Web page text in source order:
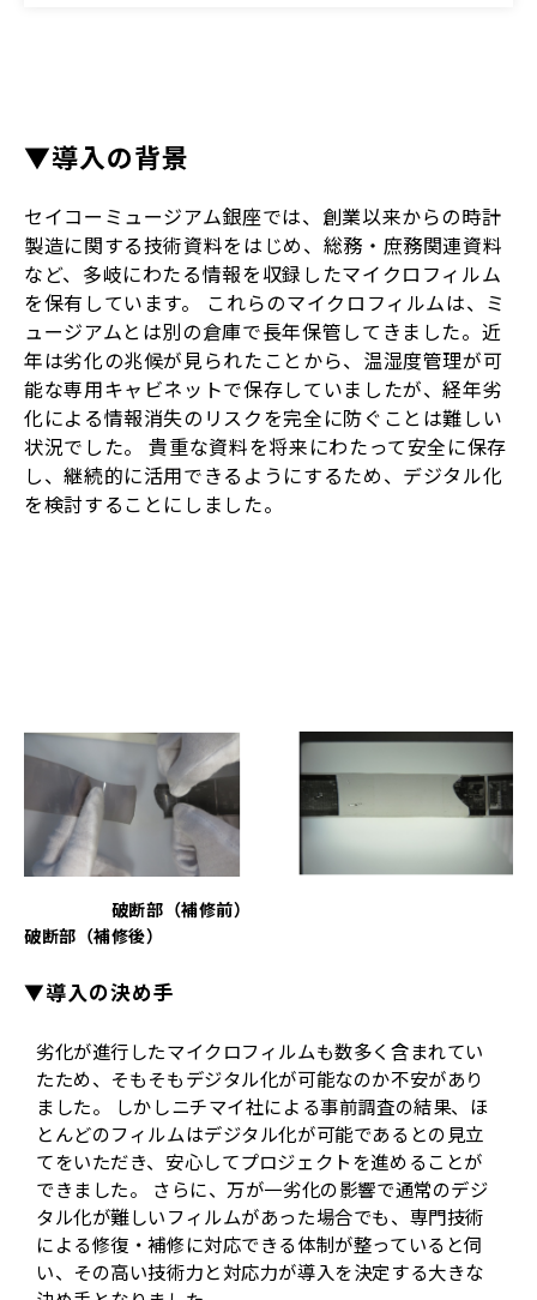
▼導入の背景
セイコーミュージアム銀座では、創業以来からの時計
製造に関する技術資料をはじめ、総務・庶務関連資料
など、多岐にわたる情報を収録したマイクロフィルム
を保有しています。 これらのマイクロフィルムは、ミ
ュージアムとは別の倉庫で長年保管してきました。近
年は劣化の兆候が見られたことから、温湿度管理が可
能な専用キャビネットで保存していましたが、経年劣
化による情報消失のリスクを完全に防ぐことは難しい
状況でした。 貴重な資料を将来にわたって安全に保存
し、継続的に活用できるようにするため、デジタル化
を検討することにしました。
▼導入の決め手
劣化が進行したマイクロフィルムも数多く含まれてい
たため、そもそもデジタル化が可能なのか不安があり
ました。 しかしニチマイ社による事前調査の結果、ほ
とんどのフィルムはデジタル化が可能であるとの見立
てをいただき、安心してプロジェクトを進めることが
できました。 さらに、万が一劣化の影響で通常のデジ
タル化が難しいフィルムがあった場合でも、専門技術
による修復・補修に対応できる体制が整っていると伺
い、その高い技術力と対応力が導入を決定する大きな
破断部（補修前）
破断部（補修後）